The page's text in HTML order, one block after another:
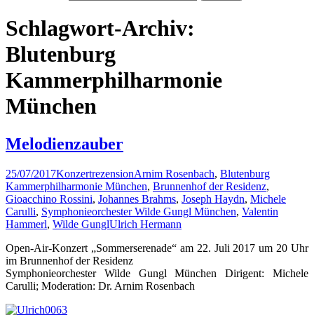
Schlagwort-Archiv:
Blutenburg
Kammerphilharmonie
München
Melodienzauber
25/07/2017KonzertrezensionArnim Rosenbach, Blutenburg
Kammerphilharmonie München, Brunnenhof der Residenz,
Gioacchino Rossini, Johannes Brahms, Joseph Haydn, Michele
Carulli, Symphonieorchester Wilde Gungl München, Valentin
Hammerl, Wilde GunglUlrich Hermann
Open-Air-Konzert „Sommerserenade“ am 22. Juli 2017 um 20 Uhr
im Brunnenhof der Residenz
Symphonieorchester Wilde Gungl München Dirigent: Michele
Carulli; Moderation: Dr. Arnim Rosenbach